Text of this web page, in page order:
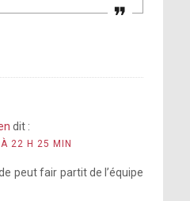
dit :
22 H 25 MIN
peut fair partit de l’équipe